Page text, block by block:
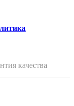
качества